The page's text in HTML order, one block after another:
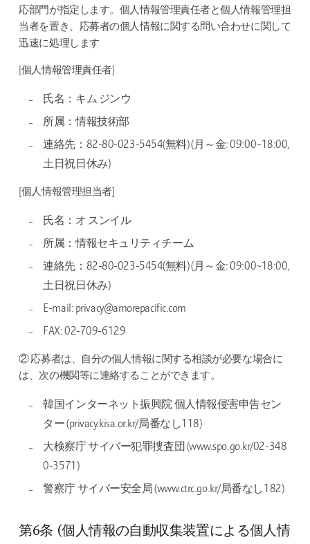
応部門が指定します。個人情報管理責任者と個人情報管理担
当者を置き、応募者の個人情報に関する問い合わせに関して
迅速に処理します
[個人情報管理責任者]
氏名：キム ジンウ
所属：情報技術部
連絡先：82-80-023-5454(無料) (月～金: 09:00~18:00,
土日祝日休み)
[個人情報管理担当者]
氏名：オ スンイル
所属：情報セキュリティチーム
連絡先：82-80-023-5454(無料) (月～金: 09:00~18:00,
土日祝日休み)
E-mail: privacy@amorepacific.com
FAX: 02-709-6129
② 応募者は、自分の個人情報に関する相談が必要な場合に
は、次の機関等に連絡することができます。
韓国インターネット振興院 個人情報侵害申告セン
ター (privacy.kisa.or.kr/局番なし118)
大検察庁 サイバー犯罪捜査団 (www.spo.go.kr/02-348
0-3571)
警察庁 サイバー安全局 (www.ctrc.go.kr/局番なし182)
第6条 (個人情報の自動収集装置による個人情